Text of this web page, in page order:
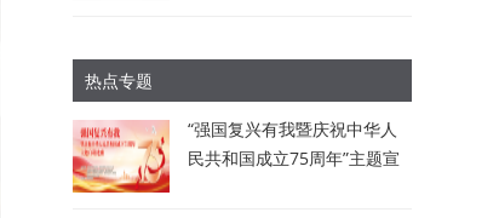
热点专题
“强国复兴有我暨庆祝中华人
民共和国成立75周年”主题宣